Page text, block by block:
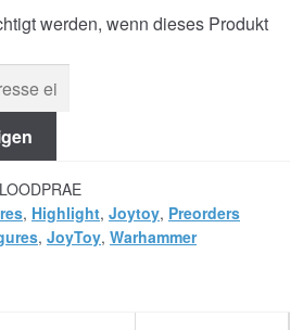
werden, wenn dieses Produkt
, Highlight, Joytoy, Preorders
, JoyToy, Warhammer